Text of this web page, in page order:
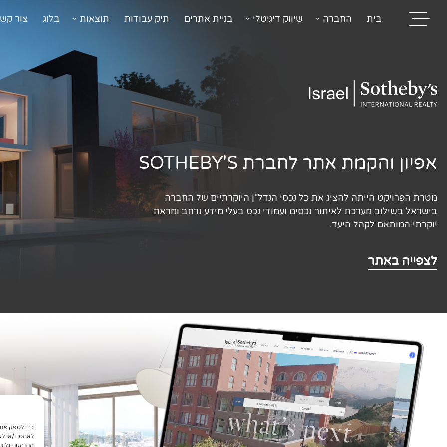
לאחסן ו/או
התנהגות
בית החברה שיווק דיגיטלי בניית אתרים תיק עבודות תוצאות בלוג צור
קידום אתרים
רשתות חברתיות
073-7028000
הפלד 7, חולון
info@extra.co.il
אפיון והקמת אתר לחברת SOTHEBY'S
מטרת הפרויקט הייתה להציג את כל נכסי הנדל"ן היוקרתיים של החברה
בישראל בשילוב מערכת לאיתור נכסים ועמודי נכס בעלי מידע נרחב ומראה
יוקרתי המותאם לקהל היעד.
לצפייה באתר